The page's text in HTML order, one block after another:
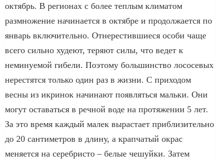
октябрь. В регионах с более теплым климатом
размножение начинается в октябре и продолжается по
январь включительно. Отнерестившиеся особи чаще
всего сильно худеют, теряют силы, что ведет к
неминуемой гибели. Поэтому большинство лососевых
нерестятся только один раз в жизни. С приходом
весны из икринок начинают появляться мальки. Они
могут оставаться в речной воде на протяжении 5 лет.
За это время каждый малек вырастает приблизительно
до 20 сантиметров в длину, а крапчатый окрас
меняется на серебристо – белые чешуйки. Затем